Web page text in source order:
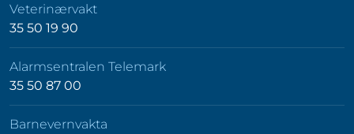
Veterinærvakt
35 50 19 90
Alarmsentralen Telemark
35 50 87 00
Barnevernvakta